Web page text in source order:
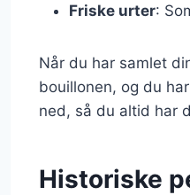
Friske urter:
Når du har samlet
bouillonen, og du
ned, så du altid har
Historiske